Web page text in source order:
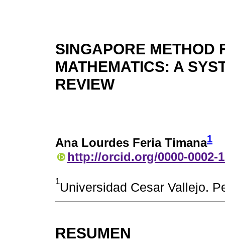
SINGAPORE METHOD
MATHEMATICS: A
REVIEW
Ana Lourdes Feria Timana1
http://orcid.org/0000-0002-
1Universidad Cesar Vallejo.
RESUMEN